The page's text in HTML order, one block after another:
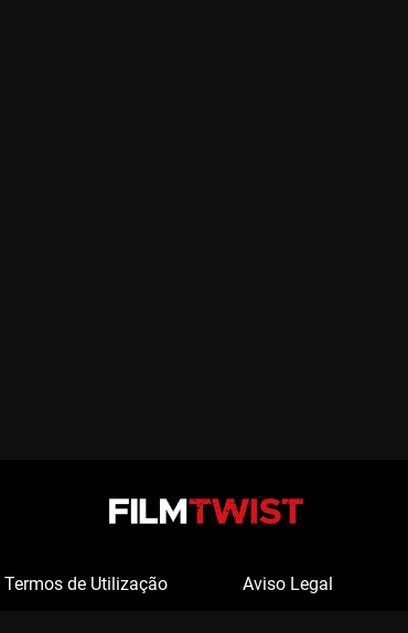
Termos de Utilização Aviso Legal